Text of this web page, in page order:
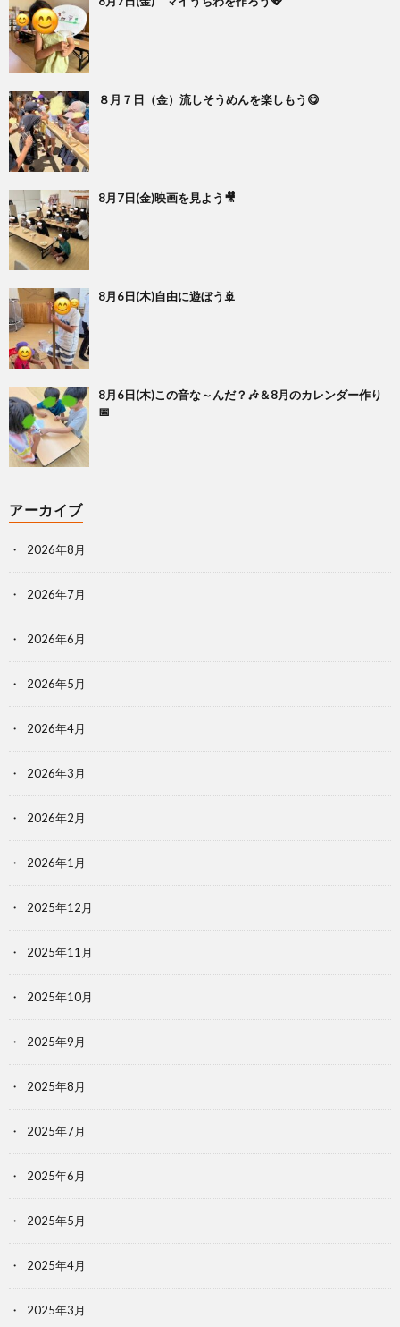
８月７日（金）流しそうめんを楽しもう😋
8月7日(金)映画を見よう🎥
8月6日(木)自由に遊ぼう🚢
8月6日(木)この音な～んだ？🎶＆8月のカレンダー作り
📅
アーカイブ
2026年8月
2026年7月
2026年6月
2026年5月
2026年4月
2026年3月
2026年2月
2026年1月
2025年12月
2025年11月
2025年10月
2025年9月
2025年8月
2025年7月
2025年6月
2025年5月
2025年4月
2025年3月